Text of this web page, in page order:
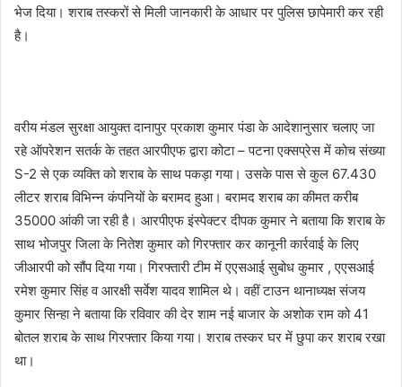
भेज दिया। शराब तस्करों से मिली जानकारी के आधार पर पुलिस छापेमारी कर रही
है।
वरीय मंडल सुरक्षा आयुक्त दानापुर प्रकाश कुमार पंडा के आदेशानुसार चलाए जा
रहे ऑपरेशन सतर्क के तहत आरपीएफ द्वारा कोटा – पटना एक्सप्रेस में कोच संख्या
S-2 से एक व्यक्ति को शराब के साथ पकड़ा गया। उसके पास से कुल 67.430
लीटर शराब विभिन्न कंपनियों के बरामद हुआ। बरामद शराब का कीमत करीब
35000 आंकी जा रही है। आरपीएफ इंस्पेक्टर दीपक कुमार ने बताया कि शराब के
साथ भोजपुर जिला के नितेश कुमार को गिरफ्तार कर कानूनी कार्रवाई के लिए
जीआरपी को सौंप दिया गया। गिरफ्तारी टीम में एएसआई सुबोध कुमार , एएसआई
रमेश कुमार सिंह व आरक्षी सर्वेश यादव शामिल थे। वहीं टाउन थानाध्यक्ष संजय
कुमार सिन्हा ने बताया कि रविवार की देर शाम नई बाजार के अशोक राम को 41
बोतल शराब के साथ गिरफ्तार किया गया। शराब तस्कर घर में छुपा कर शराब रखा
था।